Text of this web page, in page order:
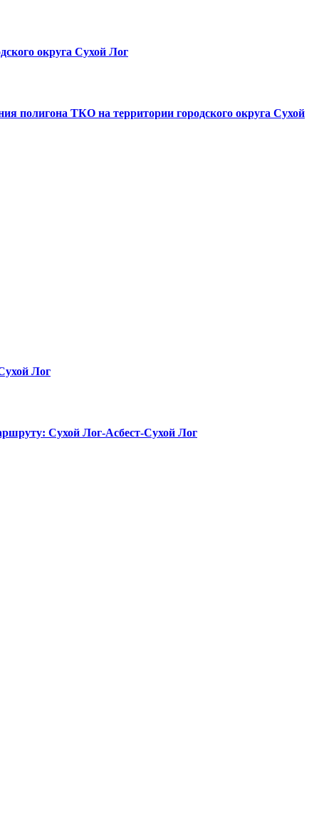
округа Сухой Лог
полигона ТКО на территории городского округа Сухой
Лог
Сухой Лог-Асбест-Сухой Лог